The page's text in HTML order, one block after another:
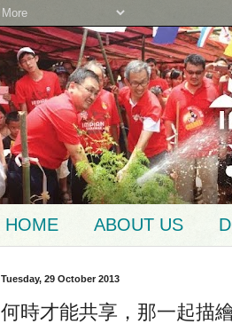
HOME ABOUT US
Tuesday, 29 October 2013
何時才能共享，那一起描